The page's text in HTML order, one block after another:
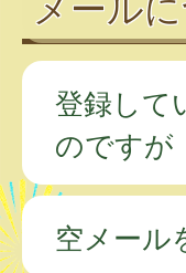
登録して
のですが
空メール